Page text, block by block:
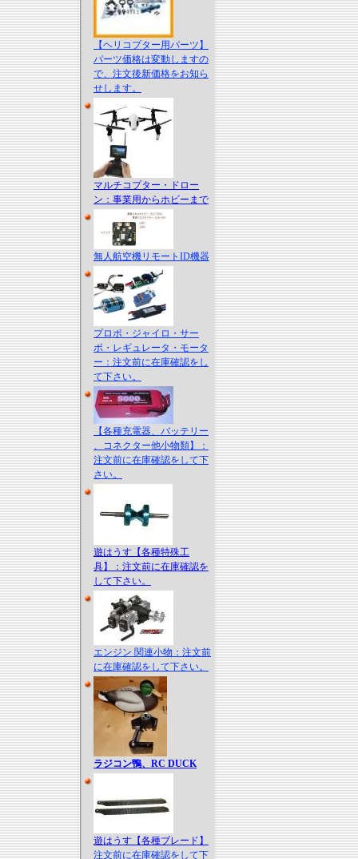
【ヘリコプター用パーツ】
パーツ価格は変動しますの
で、注文後新価格をお知ら
せします。
マルチコプター・ドロー
ン：事業用からホビーまで
無人航空機リモートID機器
プロポ・ジャイロ・サー
ボ・レギュレータ・モータ
ー：注文前に在庫確認をし
て下さい。
【各種充電器、バッテリー
、コネクター他小物類】：
注文前に在庫確認をして下
さい。
遊はうす【各種特殊工
具】：注文前に在庫確認を
して下さい。
エンジン 関連小物：注文前
に在庫確認をして下さい。
ラジコン鴨、RC DUCK
遊はうす【各種ブレード】
注文前に在庫確認をして下